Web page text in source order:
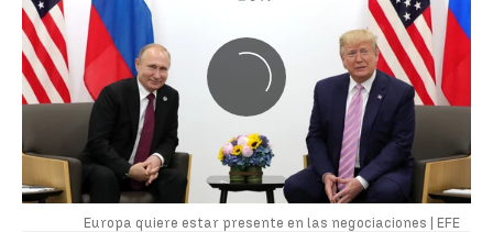
Europa quiere estar presente en las negociaciones | EFE